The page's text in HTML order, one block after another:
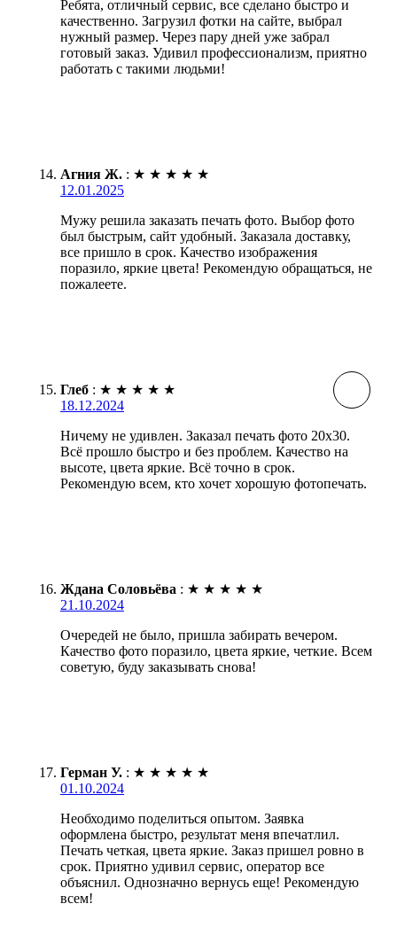
Ребята, отличный сервис, все сделано быстро и
качественно. Загрузил фотки на сайте, выбрал
нужный размер. Через пару дней уже забрал
готовый заказ. Удивил профессионализм, приятно
работать с такими людьми!
Агния Ж. : ★ ★ ★ ★ ★
12.01.2025
Мужу решила заказать печать фото. Выбор фото
был быстрым, сайт удобный. Заказала доставку,
все пришло в срок. Качество изображения
поразило, яркие цвета! Рекомендую обращаться, не
пожалеете.
Глеб : ★ ★ ★ ★ ★
18.12.2024
Ничему не удивлен. Заказал печать фото 20х30.
Всё прошло быстро и без проблем. Качество на
высоте, цвета яркие. Всё точно в срок.
Рекомендую всем, кто хочет хорошую фотопечать.
Ждана Соловьёва : ★ ★ ★ ★ ★
21.10.2024
Очередей не было, пришла забирать вечером.
Качество фото поразило, цвета яркие, четкие. Всем
советую, буду заказывать снова!
Герман У. : ★ ★ ★ ★ ★
01.10.2024
Необходимо поделиться опытом. Заявка
оформлена быстро, результат меня впечатлил.
Печать четкая, цвета яркие. Заказ пришел ровно в
срок. Приятно удивил сервис, оператор все
объяснил. Однозначно вернусь еще! Рекомендую
всем!